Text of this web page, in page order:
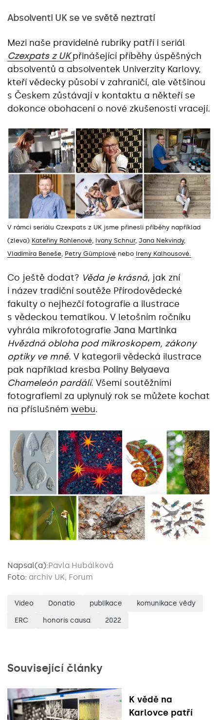
Absolventi UK se ve světě neztratí
Mezi naše pravidelné rubriky patří i seriál
Czexpats z UKpřinášející příběhy úspěšných
absolventů a absolventek Univerzity Karlovy,
kteří vědecky působí v zahraničí, ale většinou
s Českem zůstávají v kontaktu a někteří se
dokonce obohaceni o nové zkušenosti vracejí.
V rámci seriálu Czexpats z UK jsme přinesli příběhy například
(zleva) Kateřiny Rohlenové, Ivany Schnur, Jana Nekvindy,
Vladimíra Beneše, Petry Gümplové nebo Ireny Kalhousové.
Co ještě dodat? Věda je krásná, jak zní
i název tradiční soutěže Přírodovědecké
fakulty o nejhezčí fotografie a ilustrace
s vědeckou tematikou. V letošním ročníku
vyhrála mikrofotografie Jana Martinka
Hvězdná obloha pod mikroskopem, zákony
optiky ve mně. V kategorii vědecká ilustrace
pak například kresba Poliny Belyaeva
Chameleón pardálí. Všemi soutěžními
fotografiemi za uplynulý rok se můžete kochat
na příslušném webu.
Napsal(a):Pavla Hubálková
Foto: archiv UK, Forum
Video Donatio publikace komunikace vědy
ERC honoris causa 2022
Související články
K vědě na
Karlovce patří